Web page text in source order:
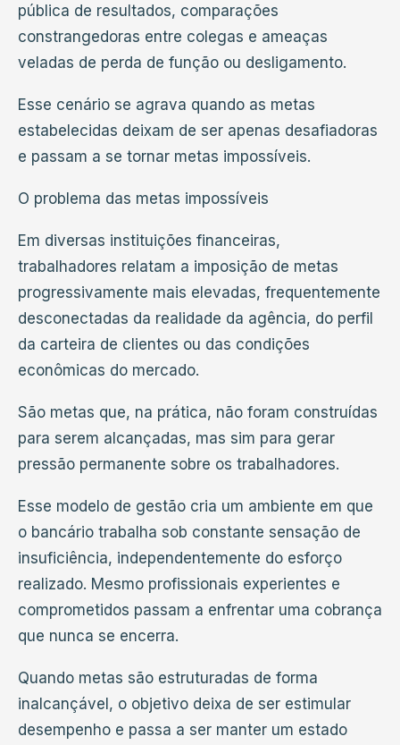
pública de resultados, comparações
constrangedoras entre colegas e ameaças
veladas de perda de função ou desligamento.
Esse cenário se agrava quando as metas
estabelecidas deixam de ser apenas desafiadoras
e passam a se tornar metas impossíveis.
O problema das metas impossíveis
Em diversas instituições financeiras,
trabalhadores relatam a imposição de metas
progressivamente mais elevadas, frequentemente
desconectadas da realidade da agência, do perfil
da carteira de clientes ou das condições
econômicas do mercado.
São metas que, na prática, não foram construídas
para serem alcançadas, mas sim para gerar
pressão permanente sobre os trabalhadores.
Esse modelo de gestão cria um ambiente em que
o bancário trabalha sob constante sensação de
insuficiência, independentemente do esforço
realizado. Mesmo profissionais experientes e
comprometidos passam a enfrentar uma cobrança
que nunca se encerra.
Quando metas são estruturadas de forma
inalcançável, o objetivo deixa de ser estimular
desempenho e passa a ser manter um estado